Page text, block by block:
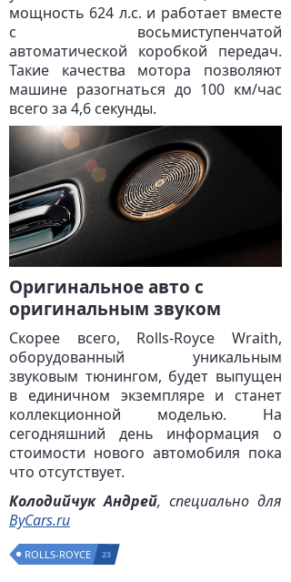
мощность 624 л.с. и работает вместе
с восьмиступенчатой
автоматической коробкой передач.
Такие качества мотора позволяют
машине разогнаться до 100 км/час
всего за 4,6 секунды.
Оригинальное авто с
оригинальным звуком
Скорее всего, Rolls-Royce Wraith,
оборудованный уникальным
звуковым тюнингом, будет выпущен
в единичном экземпляре и станет
коллекционной моделью. На
сегодняшний день информация о
стоимости нового автомобиля пока
что отсутствует.
Колодийчук Андрей, специально для
ByCars.ru
ROLLS-ROYCE 23